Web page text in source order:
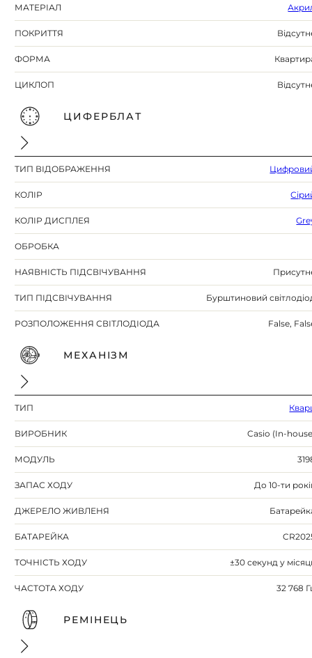
МАТЕРІАЛ
ПОКРИТТЯ
ФОРМА
ЦИКЛОП
ЦИФЕРБЛАТ
ТИП ВІДОБРАЖЕННЯ
КОЛІР
КОЛІР ДИСПЛЕЯ
ОБРОБКА
НАЯВНІСТЬ ПІДСВІЧУВАННЯ
ТИП ПІДСВІЧУВАННЯ Бурштиновий
РОЗПОЛОЖЕННЯ СВІТЛОДІОДА False,
МЕХАНІЗМ
ТИП
ВИРОБНИК Casio (In-
МОДУЛЬ
ЗАПАС ХОДУ До 10-ти
ДЖЕРЕЛО ЖИВЛЕНЯ
БАТАРЕЙКА
ТОЧНІСТЬ ХОДУ ±30 секунд у
ЧАСТОТА ХОДУ 32 768
РЕМІНЕЦЬ